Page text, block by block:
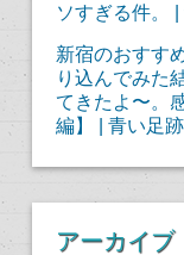
ソすぎる件。
新宿のおすす
り込んでみた
てきたよ〜。
編】 | 青い足跡
アーカイブ